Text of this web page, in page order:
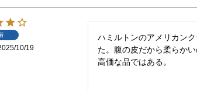
10/19
ハミルトンのアメリカン
た。腹の皮だから柔らか
高価な品ではある。